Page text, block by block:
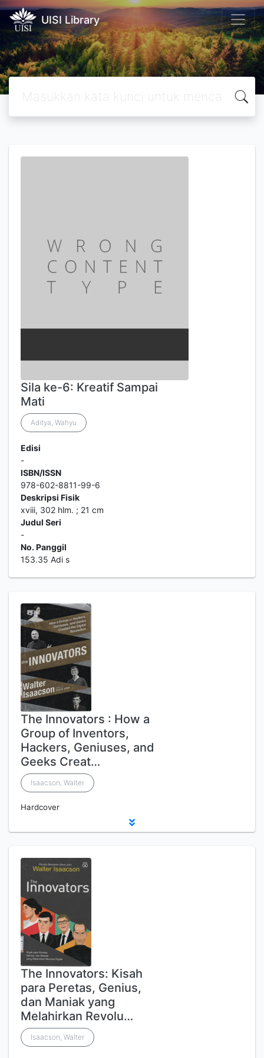
UISI Library
Sila ke-6: Kreatif Sampai
Mati
Aditya, Wahyu
Edisi
-
ISBN/ISSN
978-602-8811-99-6
Deskripsi Fisik
xviii, 302 hlm. ; 21 cm
Judul Seri
-
No. Panggil
153.35 Adi s
The Innovators : How a
Group of Inventors,
Hackers, Geniuses, and
Geeks Creat…
Isaacson, Walter
Hardcover
The Innovators: Kisah
para Peretas, Genius,
dan Maniak yang
Melahirkan Revolu…
Isaacson, Walter